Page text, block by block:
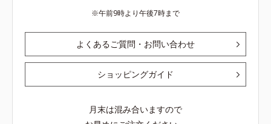
午前9時より午後7時まで
よくあるご質問・お問い合わせ
ショッピングガイド
月末は混み合いますので